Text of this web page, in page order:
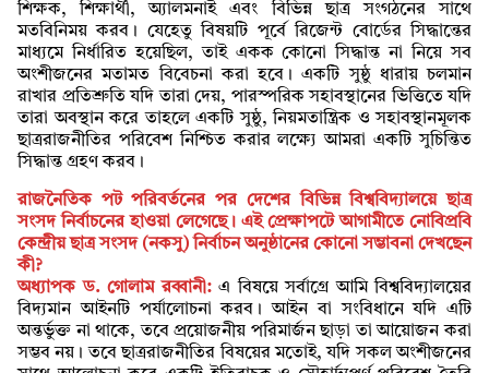
শিক্ষক, শিক্ষার্থী, অ্যালমনাই এবং বিভিন্ন ছাত্র সংগঠনের সাথে
মতবিনিময় করব। যেহেতু বিষয়টি পূর্বে রিজেন্ট বোর্ডের সিদ্ধান্তের
মাধ্যমে নির্ধারিত হয়েছিল, তাই একক কোনো সিদ্ধান্ত না নিয়ে সব
অংশীজনের মতামত বিবেচনা করা হবে। একটি সুষ্ঠু ধারায় চলমান
রাখার প্রতিশ্রুতি যদি তারা দেয়, পারস্পরিক সহাবস্থানের ভিত্তিতে যদি
তারা অবস্থান করে তাহলে একটি সুষ্ঠু, নিয়মতান্ত্রিক ও সহাবস্থানমূলক
ছাত্ররাজনীতির পরিবেশ নিশ্চিত করার লক্ষ্যে আমরা একটি সুচিন্তিত
সিদ্ধান্ত গ্রহণ করব।
রাজনৈতিক পট পরিবর্তনের পর দেশের বিভিন্ন বিশ্ববিদ্যালয়ে ছাত্র
সংসদ নির্বাচনের হাওয়া লেগেছে। এই প্রেক্ষাপটে আগামীতে নোবিপ্রবি
কেন্দ্রীয় ছাত্র সংসদ (নকসু) নির্বাচন অনুষ্ঠানের কোনো সম্ভাবনা দেখছেন
কী?
অধ্যাপক ড. গোলাম রব্বানী: এ বিষয়ে সর্বাগ্রে আমি বিশ্ববিদ্যালয়ের
বিদ্যমান আইনটি পর্যালোচনা করব। আইন বা সংবিধানে যদি এটি
অন্তর্ভুক্ত না থাকে, তবে প্রয়োজনীয় পরিমার্জন ছাড়া তা আয়োজন করা
সম্ভব নয়। তবে ছাত্ররাজনীতির বিষয়ের মতোই, যদি সকল অংশীজনের